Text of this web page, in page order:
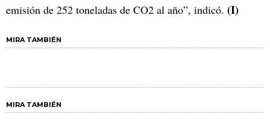
emisión de 252 toneladas de CO2 al año”, indicó. (I)
MIRA TAMBIÉN
MIRA TAMBIÉN